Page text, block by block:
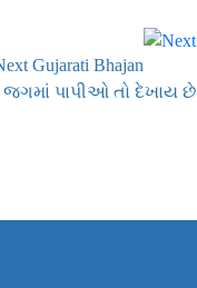
Gujarati Bhajan
જગમાં પાપીઓ તો દેખાય છે